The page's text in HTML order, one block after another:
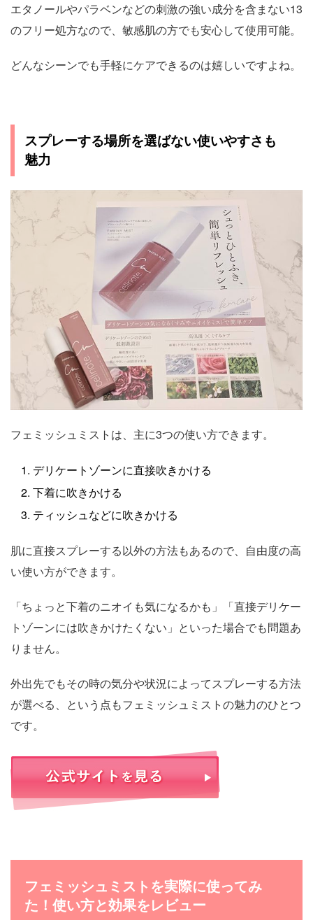
エタノールやパラベンなどの刺激の強い成分を含まない13
のフリー処方なので、敏感肌の方でも安心して使用可能。
どんなシーンでも手軽にケアできるのは嬉しいですよね。
スプレーする場所を選ばない使いやすさも
魅力
フェミッシュミストは、主に3つの使い方できます。
デリケートゾーンに直接吹きかける
下着に吹きかける
ティッシュなどに吹きかける
肌に直接スプレーする以外の方法もあるので、自由度の高
い使い方ができます。
「ちょっと下着のニオイも気になるかも」「直接デリケー
トゾーンには吹きかけたくない」といった場合でも問題あ
りません。
外出先でもその時の気分や状況によってスプレーする方法
が選べる、という点もフェミッシュミストの魅力のひとつ
です。
フェミッシュミストを実際に使ってみ
た！使い方と効果をレビュー